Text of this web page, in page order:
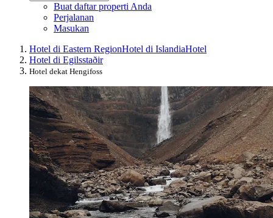
Buat daftar properti Anda
Perjalanan
Masukan
Hotel di Eastern RegionHotel di IslandiaHotel
Hotel di Egilsstaðir
Hotel dekat Hengifoss